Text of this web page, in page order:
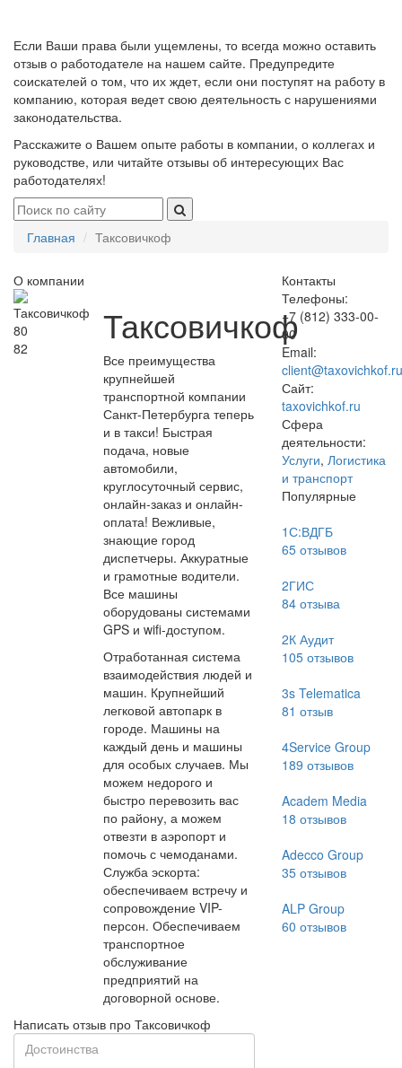
Если Ваши права были ущемлены, то всегда можно оставить
отзыв о работодателе на нашем сайте. Предупредите
соискателей о том, что их ждет, если они поступят на работу в
компанию, которая ведет свою деятельность с нарушениями
законодательства.
Расскажите о Вашем опыте работы в компании, о коллегах и
руководстве, или читайте отзывы об интересующих Вас
работодателях!
Главная Таксовичкоф
О компании
80
82
Таксовичкоф
Все преимущества
крупнейшей
транспортной компании
Санкт-Петербурга теперь
и в такси! Быстрая
подача, новые
автомобили,
круглосуточный сервис,
онлайн-заказ и онлайн-
оплата! Вежливые,
знающие город
диспетчеры. Аккуратные
и грамотные водители.
Все машины
оборудованы системами
GPS и wifi-доступом.
Отработанная система
взаимодействия людей и
машин. Крупнейший
легковой автопарк в
городе. Машины на
каждый день и машины
для особых случаев. Мы
можем недорого и
быстро перевозить вас
по району, а можем
отвезти в аэропорт и
помочь с чемоданами.
Служба эскорта:
обеспечиваем встречу и
сопровождение VIP-
персон. Обеспечиваем
транспортное
обслуживание
предприятий на
договорной основе.
Написать отзыв про Таксовичкоф
Контакты
Телефоны:
+7 (812) 333-00-
00
Email:
client@taxovichkof.ru
Сайт:
taxovichkof.ru
Сфера
деятельности:
Услуги, Логистика
и транспорт
Популярные
1С:ВДГБ
65отзывов
2ГИС
84отзыва
2К Аудит
105отзывов
3s Telematica
81 отзыв
4Service Group
189 отзывов
Academ Media
18 отзывов
Adecco Group
35отзывов
ALP Group
60 отзывов